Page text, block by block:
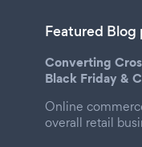
Featured Blog
Converting
Black Friday &
Online
overall retail